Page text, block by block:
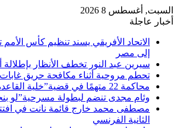
السبت, أغسطس 8 2026
أخبار عاجلة
إلى مصر
سيرين عبد النور تخطف الأنظار بإطلالة
تحطم مروحية أثناء مكافحة حريق غابات
محاكمة 22 متهمًا في قضية”خلية القاعدة بالتجمع”اليوم
وئام مجدى تنضم لبطولة مسرحية”لو
مصطفى محمد خارج قائمة نانت في
الثانية الفرنسي